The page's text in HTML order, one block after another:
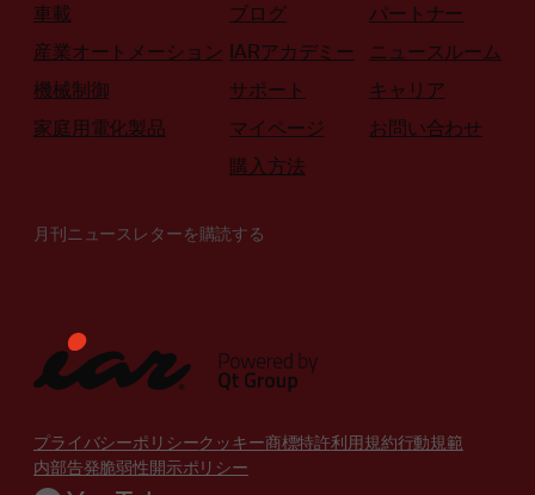
車載
産業オートメーション
機械制御
家庭用電化製品
ブログ
IARアカデミー
サポート
マイページ
購入方法
パートナー
ニュースルーム
キャリア
お問い合わせ
月刊ニュースレターを購読する
プライバシーポリシークッキー商標特許利用規約行動規範
内部告発脆弱性開示ポリシー